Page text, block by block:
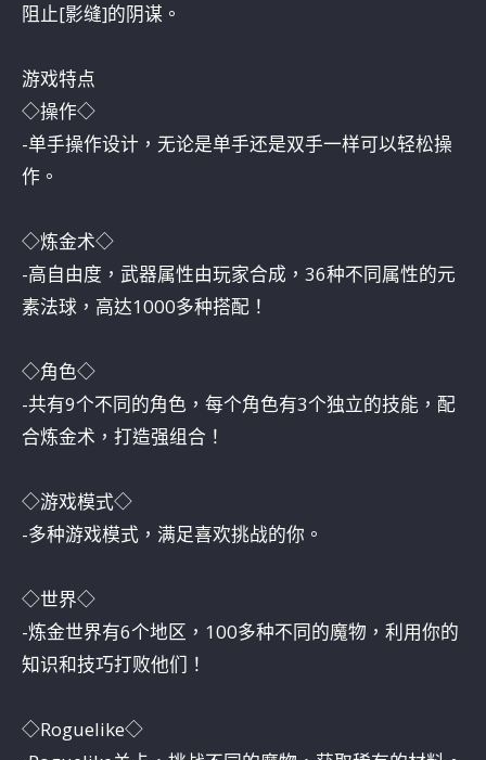
阻止[影缝]的阴谋。
游戏特点
◇操作◇
-单手操作设计，无论是单手还是双手一样可以轻松操
作。
◇炼金术◇
-高自由度，武器属性由玩家合成，36种不同属性的元
素法球，高达1000多种搭配！
◇角色◇
-共有9个不同的角色，每个角色有3个独立的技能，配
合炼金术，打造强组合！
◇游戏模式◇
-多种游戏模式，满足喜欢挑战的你。
◇世界◇
-炼金世界有6个地区，100多种不同的魔物，利用你的
知识和技巧打败他们！
◇Roguelike◇